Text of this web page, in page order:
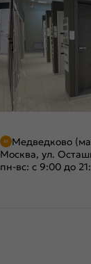
Медведково
Москва, ул.
пн-вс: с 9:00 до